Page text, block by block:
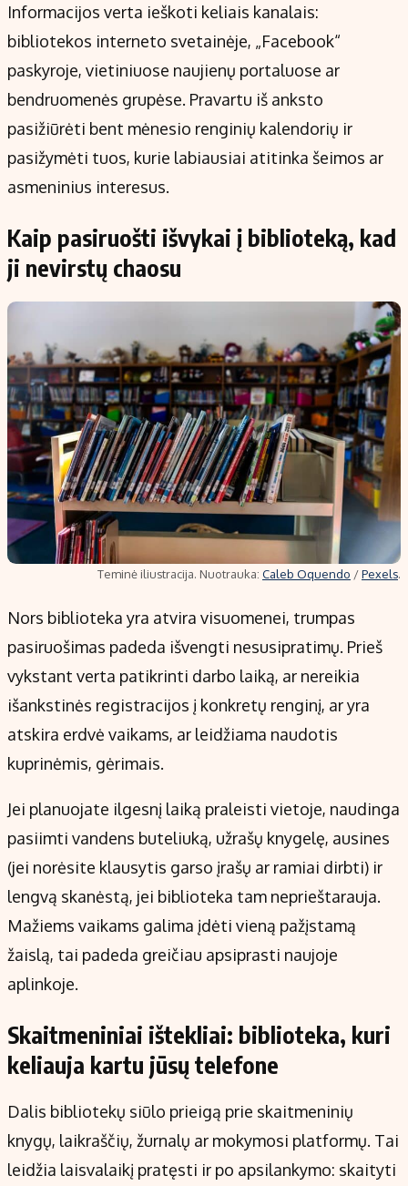
Informacijos verta ieškoti keliais kanalais:
bibliotekos interneto svetainėje, „Facebook“
paskyroje, vietiniuose naujienų portaluose ar
bendruomenės grupėse. Pravartu iš anksto
pasižiūrėti bent mėnesio renginių kalendorių ir
pasižymėti tuos, kurie labiausiai atitinka šeimos ar
asmeninius interesus.
Kaip pasiruošti išvykai į biblioteką, kad
ji nevirstų chaosu
Teminė iliustracija. Nuotrauka: Caleb Oquendo /Pexels.
Nors biblioteka yra atvira visuomenei, trumpas
pasiruošimas padeda išvengti nesusipratimų. Prieš
vykstant verta patikrinti darbo laiką, ar nereikia
išankstinės registracijos į konkretų renginį, ar yra
atskira erdvė vaikams, ar leidžiama naudotis
kuprinėmis, gėrimais.
Jei planuojate ilgesnį laiką praleisti vietoje, naudinga
pasiimti vandens buteliuką, užrašų knygelę, ausines
(jei norėsite klausytis garso įrašų ar ramiai dirbti) ir
lengvą skanėstą, jei biblioteka tam neprieštarauja.
Mažiems vaikams galima įdėti vieną pažįstamą
žaislą, tai padeda greičiau apsiprasti naujoje
aplinkoje.
Skaitmeniniai ištekliai: biblioteka, kuri
keliauja kartu jūsų telefone
Dalis bibliotekų siūlo prieigą prie skaitmeninių
knygų, laikraščių, žurnalų ar mokymosi platformų. Tai
leidžia laisvalaikį pratęsti ir po apsilankymo: skaityti